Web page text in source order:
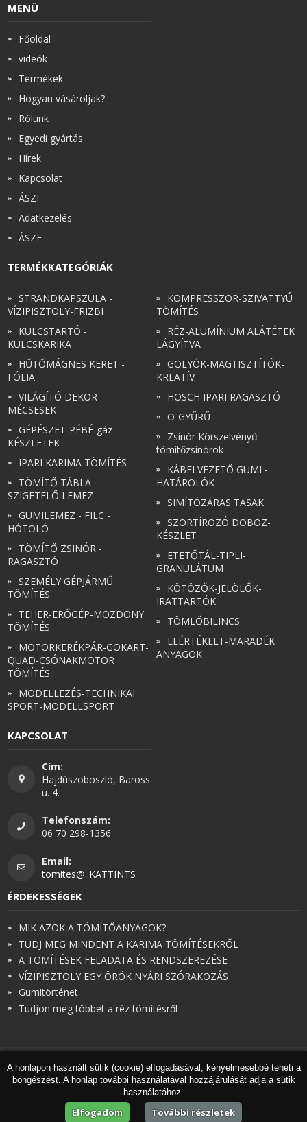
MENÜ
Főoldal
videók
Termékek
Hogyan vásároljak?
Rólunk
Egyedi gyártás
Hírek
Kapcsolat
ÁSZF
Adatkezelés
ÁSZF
TERMÉKKATEGÓRIÁK
STRANDKAPSZULA -
VÍZIPISZTOLY-FRIZBI
KULCSTARTÓ -
KULCSKARIKA
HŰTŐMÁGNES KERET -
FÓLIA
VILÁGÍTÓ DEKOR -
MÉCSESEK
GÉPÉSZET-PÉBÉ-gáz -
KÉSZLETEK
IPARI KARIMA TÖMÍTÉS
TÖMÍTŐ TÁBLA -
SZIGETELŐ LEMEZ
GUMILEMEZ - FILC -
HÓTOLÓ
TÖMÍTŐ ZSINÓR -
RAGASZTÓ
SZEMÉLY GÉPJÁRMŰ
TÖMÍTÉS
TEHER-ERŐGÉP-MOZDONY
TÖMÍTÉS
MOTORKERÉKPÁR-GOKART-
QUAD-CSÓNAKMOTOR
TÖMÍTÉS
MODELLEZÉS-TECHNIKAI
SPORT-MODELLSPORT
KOMPRESSZOR-SZIVATTYÚ
TÖMÍTÉS
RÉZ-ALUMÍNIUM ALÁTÉTEK
LÁGYÍTVA
GOLYÓK-MAGTISZTÍTÓK-
KREATÍV
HOSCH IPARI RAGASZTÓ
O-GYŰRŰ
Zsinór Körszelvényű
tömítőzsinórok
KÁBELVEZETŐ GUMI -
HATÁROLÓK
SIMÍTÓZÁRAS TASAK
SZORTÍROZÓ DOBOZ-
KÉSZLET
ETETŐTÁL-TIPLI-
GRANULÁTUM
KÖTÖZŐK-JELÖLŐK-
IRATTARTÓK
TÖMLŐBILINCS
LEÉRTÉKELT-MARADÉK
ANYAGOK
KAPCSOLAT
Cím:
Hajdúszoboszló, Baross
u. 4.
Telefonszám:
06 70 298-1356
Email:
tomites@..KATTINTS
ÉRDEKESSÉGEK
MIK AZOK A TÖMÍTŐANYAGOK?
TUDJ MEG MINDENT A KARIMA TÖMÍTÉSEKRŐL
A TÖMÍTÉSEK FELADATA ÉS RENDSZEREZÉSE
VÍZIPISZTOLY EGY ÖRÖK NYÁRI SZÓRAKOZÁS
Gumitörténet
Tudjon meg többet a réz tömítésről
© Török és Társai 2026 - Minden jog fenntartva
Honlapkészítés
, webdesign,keresőoptimalizálás
Expedient
Marketing tanácsadónk aMarketing Professzorok Kft.
A honlapon használt sütik (cookie) elfogadásával, kényelmesebbé teheti a
böngészést. A honlap további használatával hozzájárulását adja a sütik
használatához.
Elfogadom További részletek